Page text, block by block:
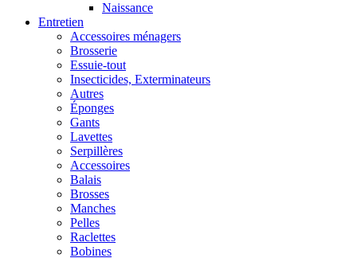
Naissance
Entretien
Accessoires ménagers
Brosserie
Essuie-tout
Insecticides, Exterminateurs
Autres
Éponges
Gants
Lavettes
Serpillères
Accessoires
Balais
Brosses
Manches
Pelles
Raclettes
Bobines